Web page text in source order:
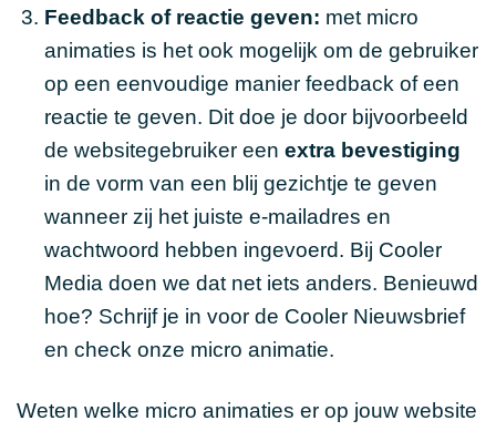
Feedback of reactie geven: met micro
animaties is het ook mogelijk om de gebruiker
op een eenvoudige manier feedback of een
reactie te geven. Dit doe je door bijvoorbeeld
de websitegebruiker een extra bevestiging
in de vorm van een blij gezichtje te geven
wanneer zij het juiste e-mailadres en
wachtwoord hebben ingevoerd. Bij Cooler
Media doen we dat net iets anders. Benieuwd
hoe? Schrijf je in voor de Cooler Nieuwsbrief
en check onze micro animatie.
Weten welke micro animaties er op jouw website